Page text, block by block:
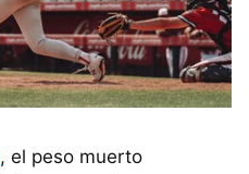
, el peso muerto